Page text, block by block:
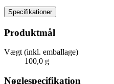
Specifikationer
Produktmål
Vægt (inkl. emballage)
100,0 g
Nøglespecifikation